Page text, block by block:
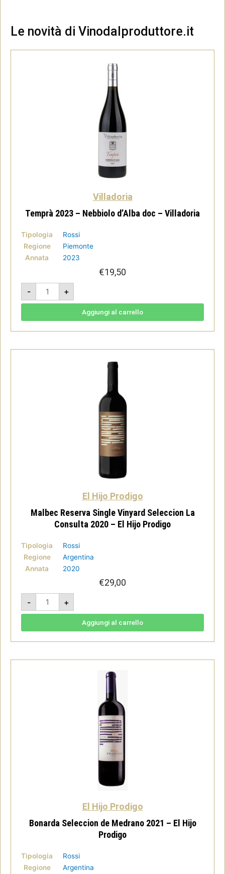
Le novità di Vinodalproduttore.it
Villadoria
Temprà 2023 – Nebbiolo d’Alba doc – Villadoria
Tipologia
Rossi
Regione
Piemonte
Annata
2023
€19,50
-
Temprà
2023
-
Nebbiolo
Villadoria
+
Aggiungi al carrello
El Hijo Prodigo
Malbec Reserva Single Vinyard Seleccion La
Consulta 2020 – El Hijo Prodigo
Tipologia
Rossi
Regione
Argentina
Annata
2020
€29,00
-
Malbec
Reserva
Single
Vinyard
2020
Hijo
+
Aggiungi al carrello
El Hijo Prodigo
Bonarda Seleccion de Medrano 2021 – El Hijo
Prodigo
Tipologia
Rossi
Regione
Argentina